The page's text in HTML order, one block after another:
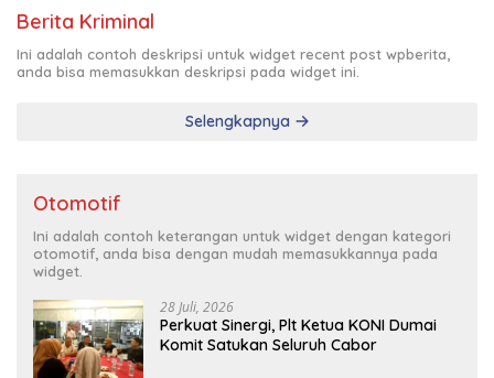
Berita Kriminal
Ini adalah contoh deskripsi untuk widget recent post wpberita,
anda bisa memasukkan deskripsi pada widget ini.
Selengkapnya
Otomotif
Ini adalah contoh keterangan untuk widget dengan kategori
otomotif, anda bisa dengan mudah memasukkannya pada
widget.
28 Juli, 2026
Perkuat Sinergi, Plt Ketua KONI Dumai
Komit Satukan Seluruh Cabor